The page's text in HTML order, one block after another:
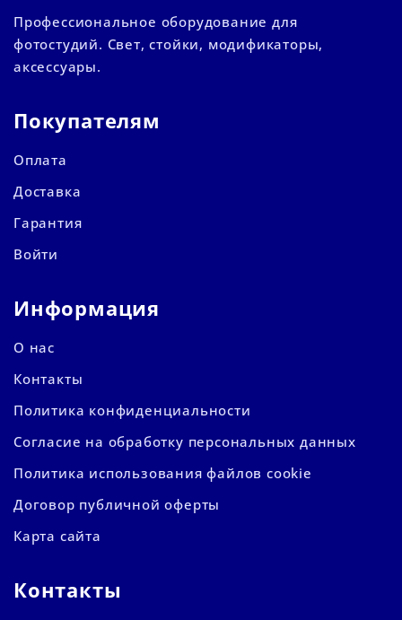
Профессиональное оборудование для
фотостудий. Свет, стойки, модификаторы,
аксессуары.
Покупателям
Оплата
Доставка
Гарантия
Войти
Информация
О нас
Контакты
Политика конфиденциальности
Согласие на обработку персональных данных
Политика использования файлов cookie
Договор публичной оферты
Карта сайта
Контакты